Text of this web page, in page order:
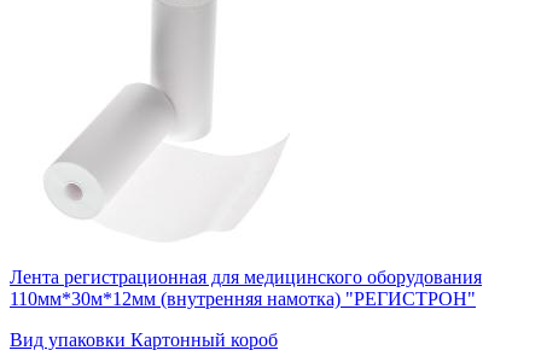
Лента регистрационная для медицинского оборудования
110мм*30м*12мм (внутренняя намотка) "РЕГИСТРОН"
Вид упаковки Картонный короб